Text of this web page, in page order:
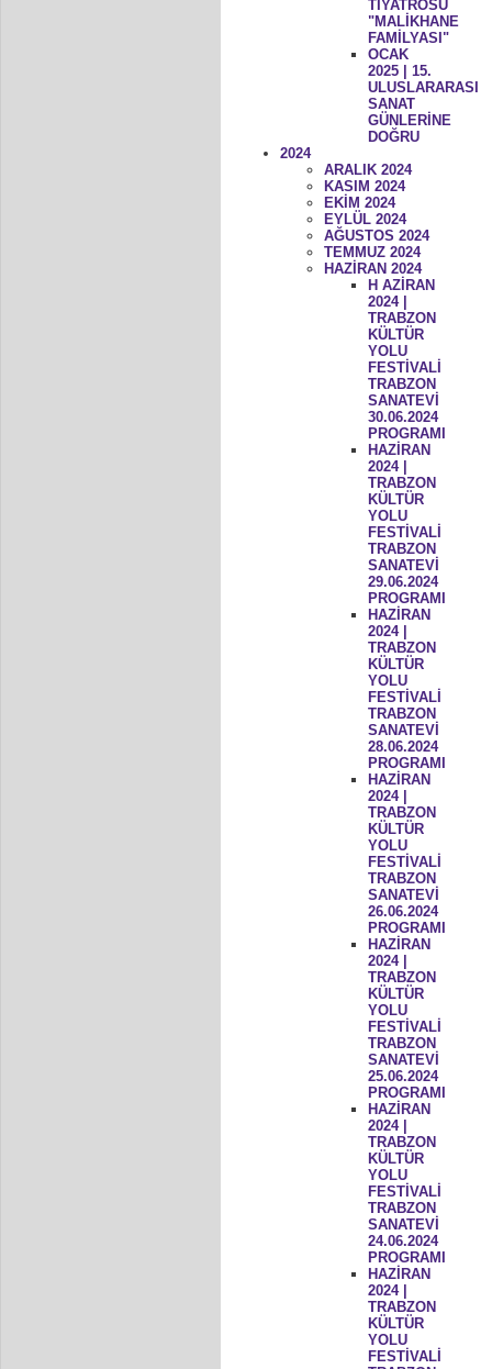
TİYATROSU
"MALİKHANE
FAMİLYASI"
OCAK
2025 | 15.
ULUSLARARASI
SANAT
GÜNLERİNE
DOĞRU
2024
ARALIK 2024
KASIM 2024
EKİM 2024
EYLÜL 2024
AĞUSTOS 2024
TEMMUZ 2024
HAZİRAN 2024
H AZİRAN
2024 |
TRABZON
KÜLTÜR
YOLU
FESTİVALİ
TRABZON
SANATEVİ
30.06.2024
PROGRAMI
HAZİRAN
2024 |
TRABZON
KÜLTÜR
YOLU
FESTİVALİ
TRABZON
SANATEVİ
29.06.2024
PROGRAMI
HAZİRAN
2024 |
TRABZON
KÜLTÜR
YOLU
FESTİVALİ
TRABZON
SANATEVİ
28.06.2024
PROGRAMI
HAZİRAN
2024 |
TRABZON
KÜLTÜR
YOLU
FESTİVALİ
TRABZON
SANATEVİ
26.06.2024
PROGRAMI
HAZİRAN
2024 |
TRABZON
KÜLTÜR
YOLU
FESTİVALİ
TRABZON
SANATEVİ
25.06.2024
PROGRAMI
HAZİRAN
2024 |
TRABZON
KÜLTÜR
YOLU
FESTİVALİ
TRABZON
SANATEVİ
24.06.2024
PROGRAMI
HAZİRAN
2024 |
TRABZON
KÜLTÜR
YOLU
FESTİVALİ